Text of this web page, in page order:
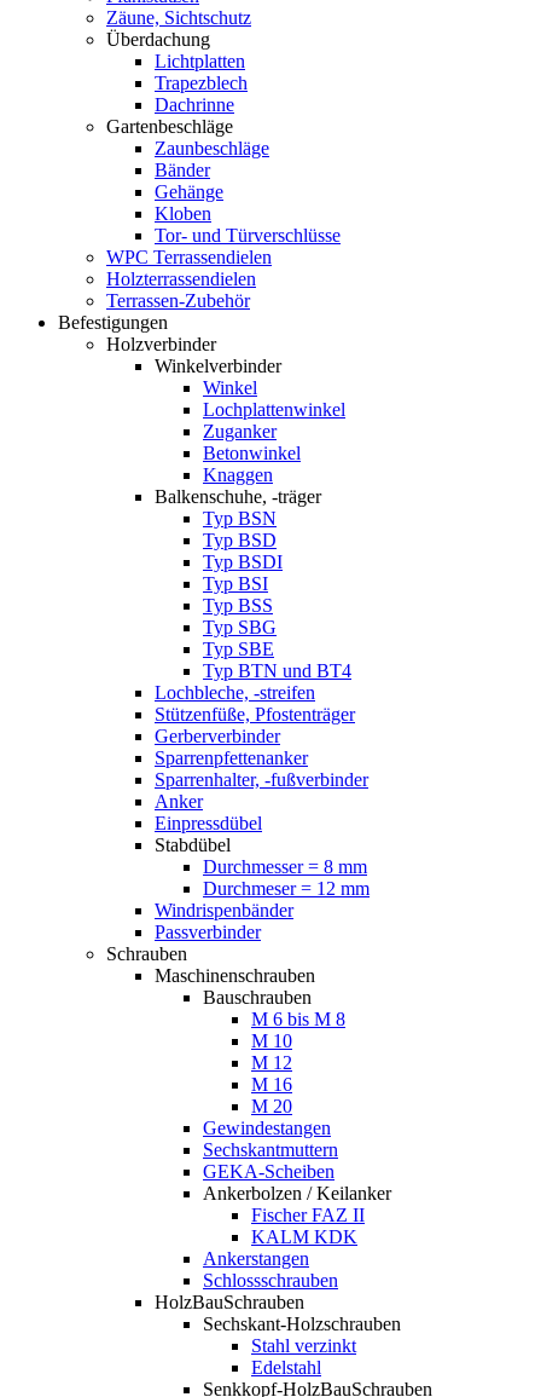
Zäune, Sichtschutz
Überdachung
Lichtplatten
Trapezblech
Dachrinne
Gartenbeschläge
Zaunbeschläge
Bänder
Gehänge
Kloben
Tor- und Türverschlüsse
WPC Terrassendielen
Holzterrassendielen
Terrassen-Zubehör
Befestigungen
Holzverbinder
Winkelverbinder
Winkel
Lochplattenwinkel
Zuganker
Betonwinkel
Knaggen
Balkenschuhe, -träger
Typ BSN
Typ BSD
Typ BSDI
Typ BSI
Typ BSS
Typ SBG
Typ SBE
Typ BTN und BT4
Lochbleche, -streifen
Stützenfüße, Pfostenträger
Gerberverbinder
Sparrenpfettenanker
Sparrenhalter, -fußverbinder
Anker
Einpressdübel
Stabdübel
Durchmesser = 8 mm
Durchmeser = 12 mm
Windrispenbänder
Passverbinder
Schrauben
Maschinenschrauben
Bauschrauben
M 6 bis M 8
M 10
M 12
M 16
M 20
Gewindestangen
Sechskantmuttern
GEKA-Scheiben
Ankerbolzen / Keilanker
Fischer FAZ II
KALM KDK
Ankerstangen
Schlossschrauben
HolzBauSchrauben
Sechskant-Holzschrauben
Stahl verzinkt
Edelstahl
Senkkopf-HolzBauSchrauben